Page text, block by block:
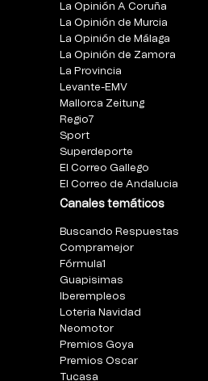
La Opinión A Coruña
La Opinión de Murcia
La Opinión de Málaga
La Opinión de Zamora
La Provincia
Levante-EMV
Mallorca Zeitung
Regio7
Sport
Superdeporte
El Correo Gallego
El Correo de Andalucia
Canales temáticos
Buscando Respuestas
Compramejor
Fórmula1
Guapisimas
Iberempleos
Loteria Navidad
Neomotor
Premios Goya
Premios Oscar
Tucasa